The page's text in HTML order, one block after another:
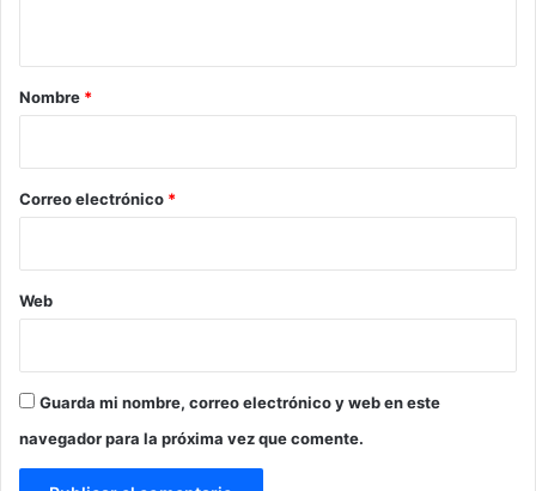
r
*
Nombre *
Correo electrónico *
Web
Guarda mi nombre, correo electrónico y web en este
navegador para la próxima vez que comente.